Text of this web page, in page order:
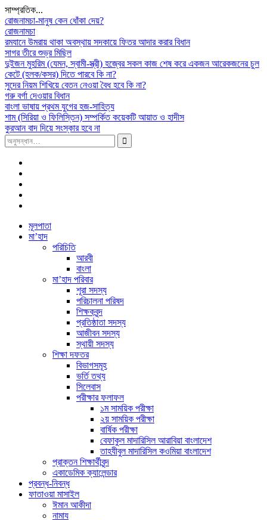
সাম্প্রতিক...
রোজনামচা-মানুষ কেন ধোঁকা দেয়?
রোজনামচা
রমযানে উমরায় থাকা অবস্থায় সদকায়ে ফিতর আদার করার বিধান
সাগর তীরে শুভ্র মিছিল
দুইজন মুহরিম (যেমন, স্বামী-স্ত্রী) হজ্বের সকল কাজ শেষ করে একজন আরেকজনের চুল
কেটে (হলক/কসর) দিতে পারবে কি না?
সুদের নিয়ম শিখিয়ে বেতন নেওয়া বৈধ হবে কি না?
গরু বর্গা দেওয়ার বিধান
বাংলা ভাষায় প্রথম যুগের হজ-সাহিত্য
শাম (সিরিয়া ও ফিলিস্তিন) সম্পর্কিত কয়েকটি আয়াত ও হাদীস
কুরআন বাদ দিয়ে সংস্কার হবে না
সন্ধান
করাঃ
Skip
মূলপাতা
মা’হাদ
পরিচিতি
আরবী
বাংলা
মা’হাদ পরিবার
শূরা সদস্য
পরিচালনা পরিষদ
শিক্ষকবৃন্দ
প্রতিষ্ঠাতা সদস্য
আজীবন সদস্য
স্থায়ী সদস্য
শিক্ষা দফতর
বিভাগসমূহ
ভর্তি তথ্য
সিলেবাস
পরীক্ষার ফলাফল
১ম সাময়িক পরীক্ষা
২য় সাময়িক পরীক্ষা
বার্ষিক পরীক্ষা
বেফাকুল মাদারিসিল আরাবিয়া বাংলাদেশ
তাহযীবুল মাদারিসিল কওমিয়া বাংলাদেশ
প্রাক্তন শিক্ষার্থীবৃন্দ
একাডেমিক ক্যালেন্ডার
প্রবন্ধ-নিবন্ধ
ফাতাওয়া মাসাইল
ঈমান আকীদা
নামায